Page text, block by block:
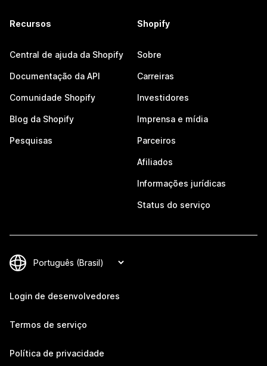
Recursos
Central de ajuda da Shopify
Documentação da API
Comunidade Shopify
Blog da Shopify
Pesquisas
Shopify
Sobre
Carreiras
Investidores
Imprensa e mídia
Parceiros
Afiliados
Informações jurídicas
Status do serviço
Login de desenvolvedores
Termos de serviço
Política de privacidade